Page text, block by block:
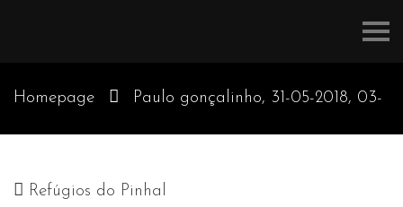
Homepage Paulo gonçalinho, 31-05-2018, 03-
Refúgios do Pinhal